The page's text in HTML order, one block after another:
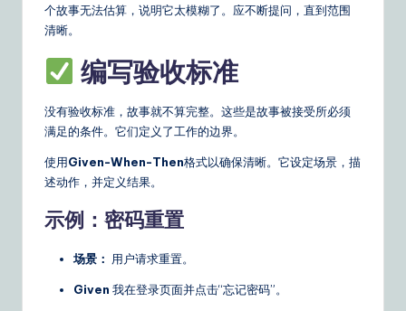
个故事无法估算，说明它太模糊了。应不断提问，直到范围
清晰。
编写验收标准
没有验收标准，故事就不算完整。这些是故事被接受所必须
满足的条件。它们定义了工作的边界。
使用Given-When-Then格式以确保清晰。它设定场景，描
述动作，并定义结果。
示例：密码重置
场景： 用户请求重置。
Given 我在登录页面并点击“忘记密码”。